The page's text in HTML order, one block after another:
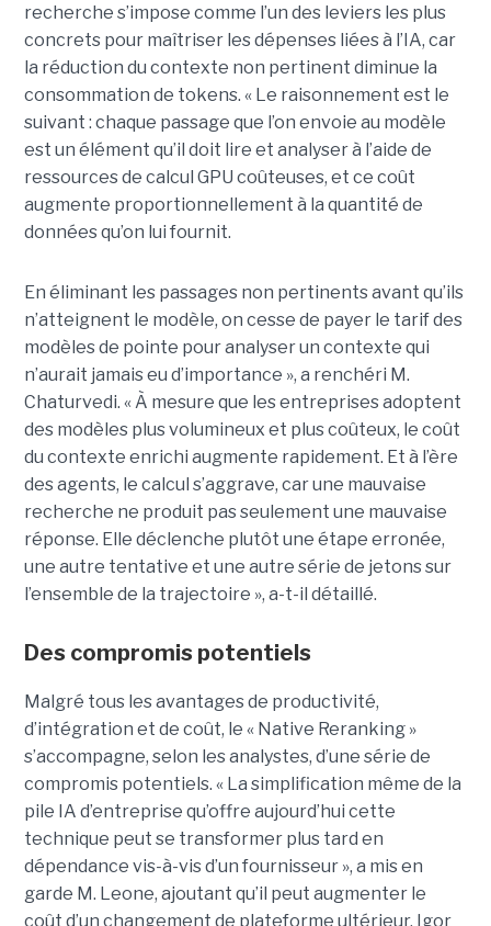
recherche s’impose comme l’un des leviers les plus
concrets pour maîtriser les dépenses liées à l’IA, car
la réduction du contexte non pertinent diminue la
consommation de tokens. « Le raisonnement est le
suivant : chaque passage que l’on envoie au modèle
est un élément qu’il doit lire et analyser à l’aide de
ressources de calcul GPU coûteuses, et ce coût
augmente proportionnellement à la quantité de
données qu’on lui fournit.
En éliminant les passages non pertinents avant qu’ils
n’atteignent le modèle, on cesse de payer le tarif des
modèles de pointe pour analyser un contexte qui
n’aurait jamais eu d’importance », a renchéri M.
Chaturvedi. « À mesure que les entreprises adoptent
des modèles plus volumineux et plus coûteux, le coût
du contexte enrichi augmente rapidement. Et à l’ère
des agents, le calcul s’aggrave, car une mauvaise
recherche ne produit pas seulement une mauvaise
réponse. Elle déclenche plutôt une étape erronée,
une autre tentative et une autre série de jetons sur
l’ensemble de la trajectoire », a-t-il détaillé.
Des compromis potentiels
Malgré tous les avantages de productivité,
d’intégration et de coût, le « Native Reranking »
s’accompagne, selon les analystes, d’une série de
compromis potentiels. « La simplification même de la
pile IA d’entreprise qu’offre aujourd’hui cette
technique peut se transformer plus tard en
dépendance vis-à-vis d’un fournisseur », a mis en
garde M. Leone, ajoutant qu’il peut augmenter le
coût d’un changement de plateforme ultérieur. Igor